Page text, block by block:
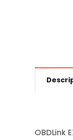
OBDLink